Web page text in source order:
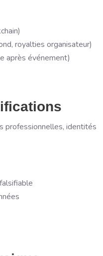
royalties organisateur)
après événement)
professionnelles, identités